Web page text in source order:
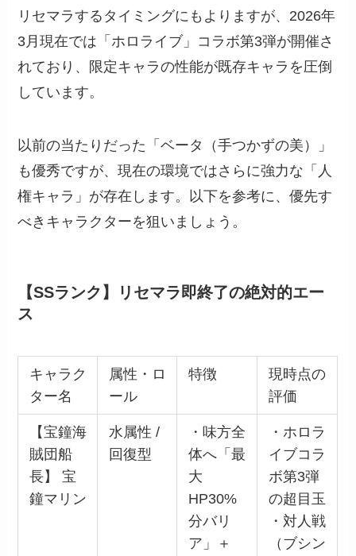
リセマラするタイミングにもよりますが、2026年
3月現在では「ホロライブ」コラボ第3弾が開催さ
れており、限定キャラの性能が既存キャラを圧倒
しています。
以前の当たりだった「ベータ（手つかずの美）」
も優秀ですが、現在の環境ではさらに強力な「人
権キャラ」が存在します。以下を参考に、優先す
べきキャラクターを狙いましょう。
【SSランク】リセマラ即終了の絶対的エー
ス
キャラク
ター名
属性・ロ
ール
特徴
現時点の
評価
【宝鐘海
賊団船
長】 宝
鐘マリン
水属性 /
回復型
・味方全
体へ「最
大
HP30%
分バリ
ア」＋
・ホロラ
イブコラ
ボ第3弾
の超目玉
・対人戦
（ブシン